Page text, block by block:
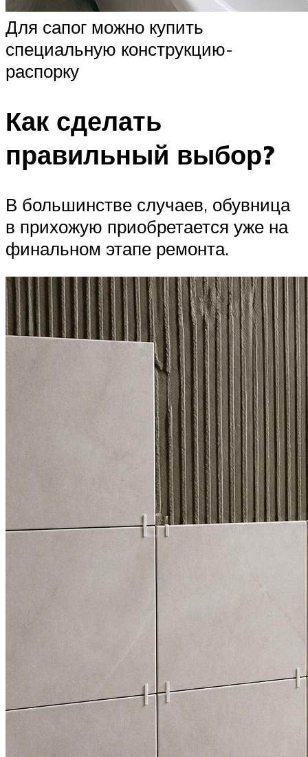
Для сапог можно купить
специальную конструкцию-
распорку
Как сделать
правильный выбор?
В большинстве случаев, обувница
в прихожую приобретается уже на
финальном этапе ремонта.